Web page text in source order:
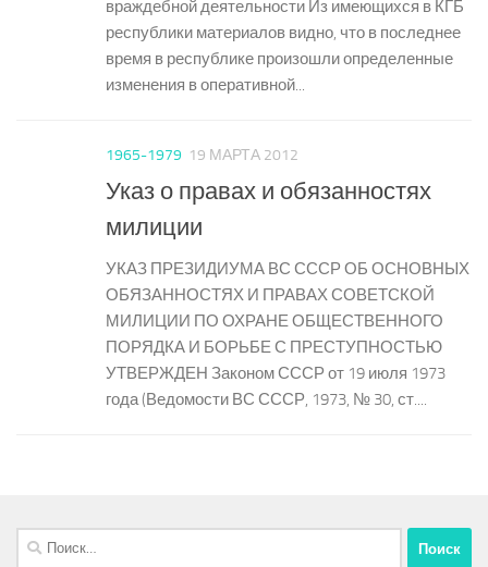
враждебной деятельности Из имеющихся в КГБ
республики материалов видно, что в последнее
время в республике произошли определенные
изменения в оперативной...
1965-1979 19 МАРТА 2012
Указ о правах и обязанностях
милиции
УКАЗ ПРЕЗИДИУМА ВС СССР ОБ ОСНОВНЫХ
ОБЯЗАННОСТЯХ И ПРАВАХ СОВЕТСКОЙ
МИЛИЦИИ ПО ОХРАНЕ ОБЩЕСТВЕННОГО
ПОРЯДКА И БОРЬБЕ С ПРЕСТУПНОСТЬЮ
УТВЕРЖДЕН Законом СССР от 19 июля 1973
года (Ведомости ВС СССР, 1973, № 30, ст....
Найти: